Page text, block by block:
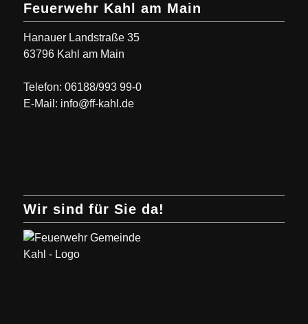
Feuerwehr Kahl am Main
Hanauer Landstraße 35
63796 Kahl am Main
Telefon: 06188/993 99-0
E-Mail: info@ff-kahl.de
Wir sind für Sie da!